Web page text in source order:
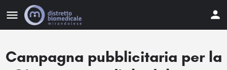
Campagna pubblicitaria per la